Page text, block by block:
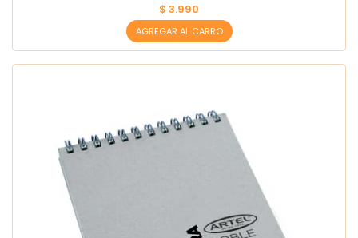
$ 3.990
AGREGAR AL CARRO